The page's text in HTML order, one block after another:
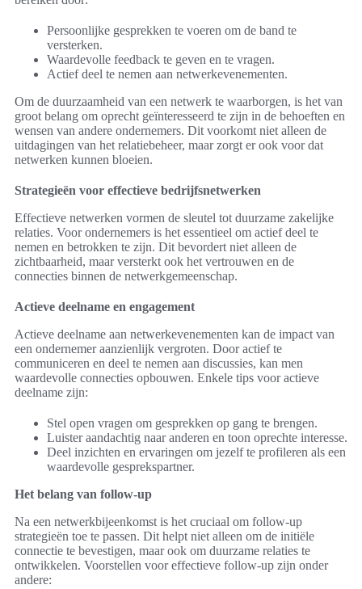
Persoonlijke gesprekken te voeren om de band te
versterken.
Waardevolle feedback te geven en te vragen.
Actief deel te nemen aan netwerkevenementen.
Om de duurzaamheid van een netwerk te waarborgen, is het van
groot belang om oprecht geïnteresseerd te zijn in de behoeften en
wensen van andere ondernemers. Dit voorkomt niet alleen de
uitdagingen van het relatiebeheer, maar zorgt er ook voor dat
netwerken kunnen bloeien.
Strategieën voor effectieve bedrijfsnetwerken
Effectieve netwerken vormen de sleutel tot duurzame zakelijke
relaties. Voor ondernemers is het essentieel om actief deel te
nemen en betrokken te zijn. Dit bevordert niet alleen de
zichtbaarheid, maar versterkt ook het vertrouwen en de
connecties binnen de netwerkgemeenschap.
Actieve deelname en engagement
Actieve deelname aan netwerkevenementen kan de impact van
een ondernemer aanzienlijk vergroten. Door actief te
communiceren en deel te nemen aan discussies, kan men
waardevolle connecties opbouwen. Enkele tips voor actieve
deelname zijn:
Stel open vragen om gesprekken op gang te brengen.
Luister aandachtig naar anderen en toon oprechte interesse.
Deel inzichten en ervaringen om jezelf te profileren als een
waardevolle gesprekspartner.
Het belang van follow-up
Na een netwerkbijeenkomst is het cruciaal om follow-up
strategieën toe te passen. Dit helpt niet alleen om de initiële
connectie te bevestigen, maar ook om duurzame relaties te
ontwikkelen. Voorstellen voor effectieve follow-up zijn onder
andere: